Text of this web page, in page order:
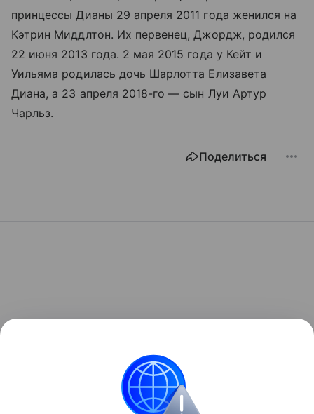
принцессы Дианы 29 апреля 2011 года женился на
Кэтрин Миддлтон. Их первенец, Джордж, родился
22 июня 2013 года. 2 мая 2015 года у Кейт и
Уильяма родилась дочь Шарлотта Елизавета
Диана, а 23 апреля 2018-го — сын Луи Артур
Чарльз.
Поделиться